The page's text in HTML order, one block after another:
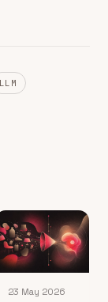
LLM
23 May 2026